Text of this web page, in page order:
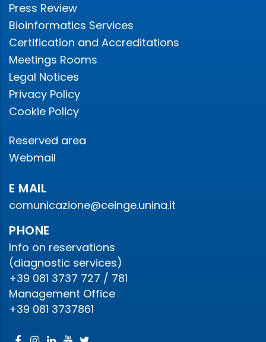
Press Review
Bioinformatics Services
Certification and Accreditations
Meetings Rooms
Legal Notices
Privacy Policy
Cookie Policy
Reserved area
Webmail
E MAIL
comunicazione@ceinge.unina.it
PHONE
Info on reservations
(diagnostic services)
+39 081 3737 727 / 781
Management Office
+39 081 3737861